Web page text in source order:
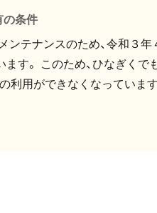
の条件
ンテナンスのため、令和３
す。 このため、ひなぎくでも
利用ができなくなっています